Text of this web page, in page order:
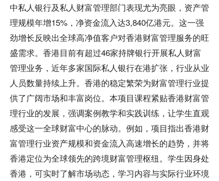
中私人银行及私人财富管理部门表现尤为亮眼，资产管
理规模年增15%，净资金流入达3,840亿港元。这一强
劲增长反映出全球高净值客户对香港财富管理服务的旺
盛需求。香港目前有超过46家持牌银行开展私人财富
管理业务，近年多家国际私人银行在港扩张，行业从业
人员数量持续上升。香港的稳定繁荣为财富管理行业提
供了广阔市场和丰富岗位。本项目课程紧贴香港财富管
理行业的发展，强调案例教学和实践训练，让学生直观
感受这一全球财富中心的脉动。例如，项目指出香港财
富管理行业资产规模和资金流入高速增长的趋势，并将
香港定位为全球领先的跨境财富管理枢纽。学生因身处
香港，可实时了解市场动态，学习内容与实际行业环境